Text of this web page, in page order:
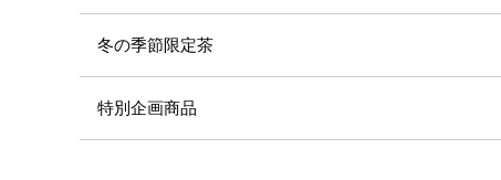
冬の季節限定茶
特別企画商品